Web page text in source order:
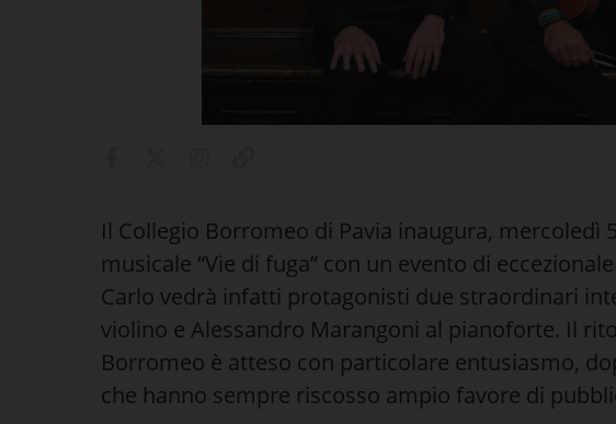
Il Collegio Borromeo di Pavia inaugura, mercoledì
musicale “Vie di fuga” con un evento di
Carlo vedrà infatti protagonisti due straordinari
violino e Alessandro Marangoni al pianoforte. Il
Borromeo è atteso con particolare entusiasmo,
che hanno sempre riscosso ampio favore di